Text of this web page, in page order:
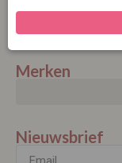
Blog
Merken
Nieuwsbrief